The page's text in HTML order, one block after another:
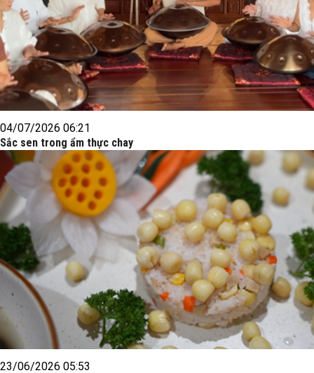
04/07/2026 06:21
Sắc sen trong ẩm thực chay
23/06/2026 05:53